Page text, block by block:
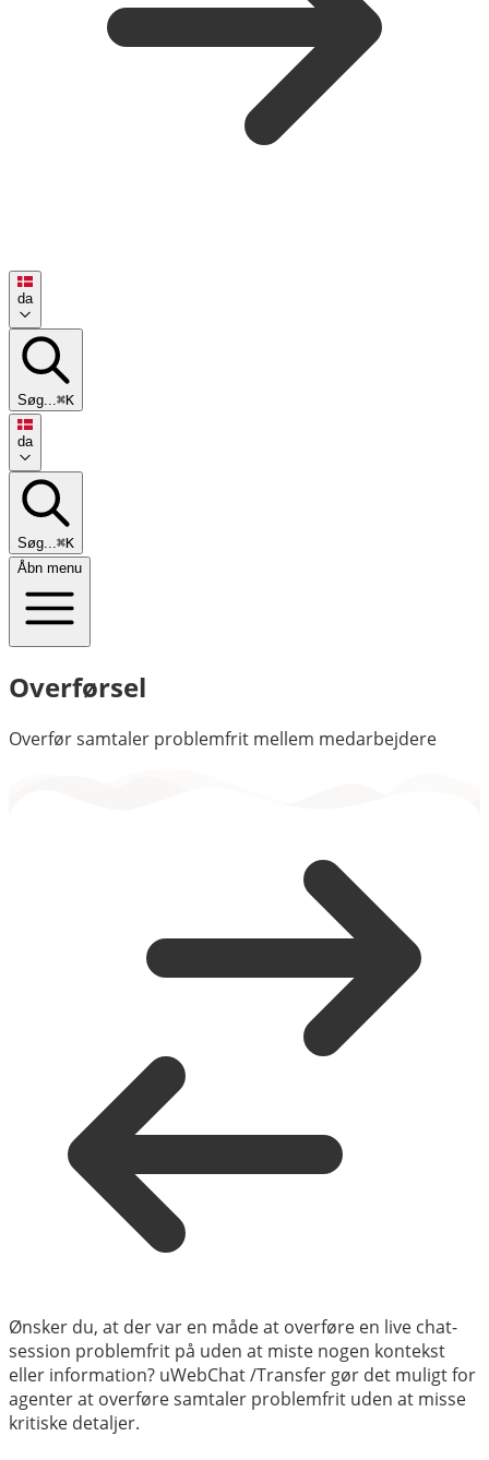
da
Søg...⌘K
da
Søg...⌘K
Åbn menu
Overførsel
Overfør samtaler problemfrit mellem medarbejdere
Ønsker du, at der var en måde at overføre en live chat-
session problemfrit på uden at miste nogen kontekst
eller information? uWebChat /Transfer gør det muligt for
agenter at overføre samtaler problemfrit uden at misse
kritiske detaljer.